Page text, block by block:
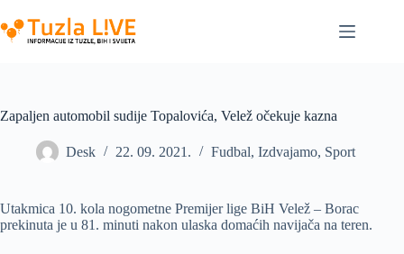
to
content
Zapaljen automobil sudije Topalovića, Velež očekuje kazna
Desk 22. 09. 2021. Fudbal, Izdvajamo, Sport
Utakmica 10. kola nogometne Premijer lige BiH Velež – Borac
prekinuta je u 81. minuti nakon ulaska domaćih navijača na teren.